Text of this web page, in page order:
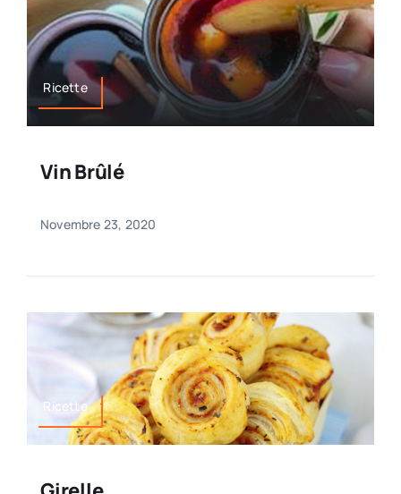
Ricette
Vin Brûlé
Novembre 23, 2020
Ricette